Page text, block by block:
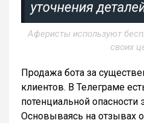
Аферисты используют
своих
Продажа бота за
клиентов. В Телеграме
потенциальной опасности
Основываясь на отзывах